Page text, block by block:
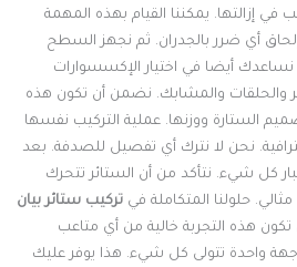
يمكننا القيام بهذه المهمة
أي ضرر بالجدران. ثم نجهز السطح
أيضا في اختيار الإكسسوارات
والمشابك. نضمن أن تكون هذه
ووزنها. عملية التركيب نفسها
نحن لا نترك أي تفصيل للصدفة. بعد
كل شيء. نتأكد من أن الستائر تتحرك
حلولنا المتكاملة في تركيب ستائر بيان
هذه التجربة خالية من أي متاعب
تتولى كل شيء. هذا يوفر عليك